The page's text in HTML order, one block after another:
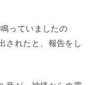
っていましたの
されたと、報告をし